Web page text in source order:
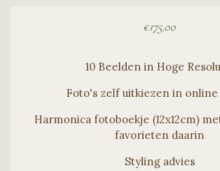
€175,00
10 Beelden in Hoge
Foto's zelf uitkiezen in
Harmonica fotoboekje (12x12cm)
favorieten daarin
Styling advies